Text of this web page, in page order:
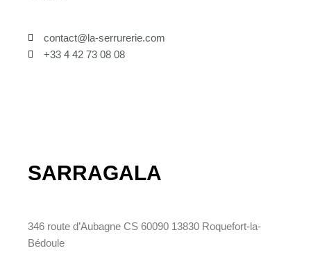
contact@la-serrurerie.com
+33 4 42 73 08 08
SARRAGALA
346 route d’Aubagne CS 60090 13830 Roquefort-la-
Bédoule